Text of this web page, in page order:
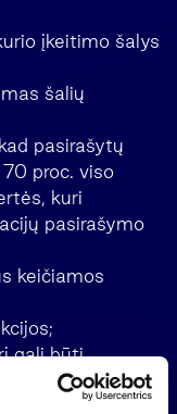
įkeitimo šalys
šalių
pasirašytų
proc. viso
kuri
pasirašymo
keičiamos
gali būti
akcijos;